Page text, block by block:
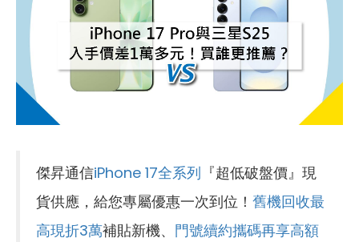
傑昇通信iPhone 17全系列 『超低破盤價』現
貨供應，給您專屬優惠一次到位！ 舊機回收最
高現折3萬補貼新機、 門號續約攜碼再享高額